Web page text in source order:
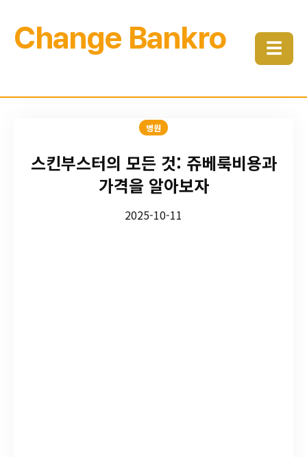
Change Bankro ☰
병원
스킨부스터의 모든 것: 쥬베룩비용과
가격을 알아보자
2025-10-11